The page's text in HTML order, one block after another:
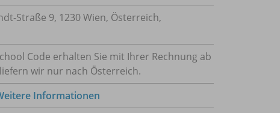
Straße 9, 1230 Wien, Österreich,
Code erhalten Sie mit Ihrer Rechnung ab
wir nur nach Österreich.
Informationen